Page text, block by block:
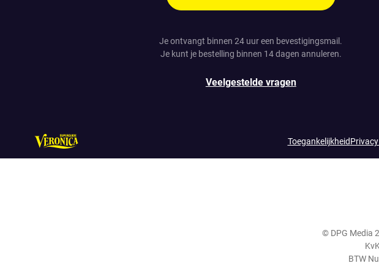
Je ontvangt binnen 24 uur een bevestigingsmail.
Je kunt je bestelling binnen 14 dagen annuleren.
Veelgestelde vragen
Toegankelijkheid
© DPG Media
BTW